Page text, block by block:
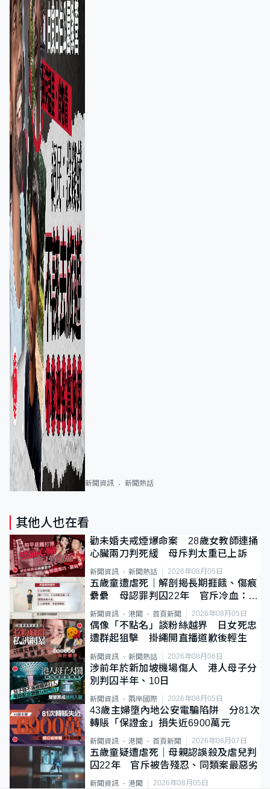
新聞資訊 新聞熱話
其他人也在看
勸未婚夫戒煙爆命案 28歲女教師連捅
心臟兩刀判死緩 母斥判太重已上訴
新聞資訊 新聞熱話 2026年08月05日
五歲童遭虐死｜解剖揭長期捱餓、傷痕
纍纍 母認罪判囚22年 官斥冷血：同
類案最惡劣
新聞資訊 港聞 首頁新聞 2026年08月05日
偶像「不點名」談粉絲越界 日女死忠
遭群起狙擊 掛繩開直播道歉後輕生
新聞資訊 新聞熱話 2026年08月06日
涉前年於新加坡機場傷人 港人母子分
別判囚半年、10日
新聞資訊 兩岸國際 2026年08月05日
43歲主婦墮內地公安電騙陷阱 分81次
轉賬「保證金」損失近6900萬元
新聞資訊 港聞 首頁新聞 2026年08月07日
五歲童疑遭虐死｜母親認誤殺及虐兒判
囚22年 官斥被告殘忍、同類案最惡劣
新聞資訊 港聞 2026年08月05日